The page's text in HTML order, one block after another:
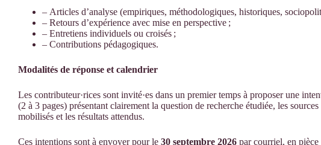
– Articles d’analyse (empiriques, méthodologiques, historiques,
– Retours d’expérience avec mise en perspective ;
– Entretiens individuels ou croisés ;
– Contributions pédagogiques.
Modalités de réponse et calendrier
Les contributeur·rices sont invité·es dans un premier temps à proposer une
(2 à 3 pages) présentant clairement la question de recherche étudiée, les
mobilisés et les résultats attendus.
Ces intentions sont à envoyer pour le 30 septembre 2026 par courriel, en